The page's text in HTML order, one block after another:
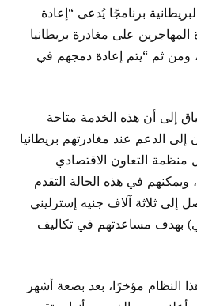
برنامجًا يُدعى “إعادة
على مغادرة بريطانيا
ومن ثم “يتم إعادة دمجهم في
إلى أن هذه الخدمة متاحة
الدعم عند مغادرتهم بريطانيا
التعاون الاقتصادي
ويمكنهم في هذه الحالة التقدم
ثلاثة آلاف جنيه إسترليني
أميركي) بهدف مساعدتهم في تكاليف
النظام مؤخرًا، بعد بضعة أشهر